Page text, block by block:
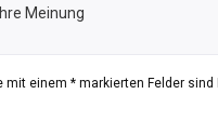
mit einem * markierten Felder sind